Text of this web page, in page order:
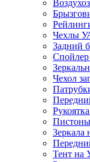
Чехлы
Задний
Спойлер
Чехол
Зеркала
Тент на